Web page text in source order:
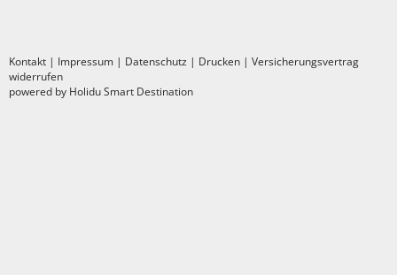
Kontakt | Impressum | Datenschutz | Drucken | Versicherungsvertrag
widerrufen
powered by Holidu Smart Destination